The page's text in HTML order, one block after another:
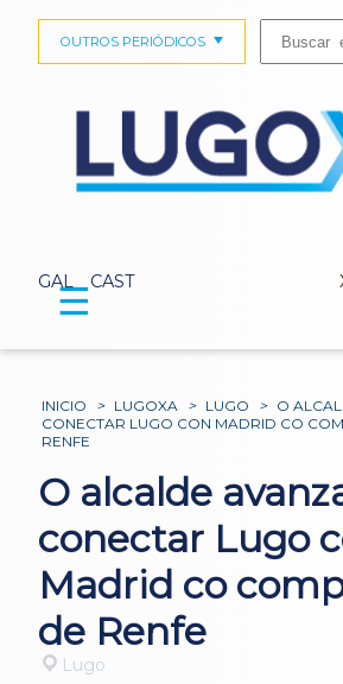
GAL CAST
OUTROS PERIÓDICOS
☰
INICIO > LUGOXA > LUGO > O
CONECTAR LUGO CON MADRID CO
RENFE
O alcalde
conectar Lugo
Madrid co
de Renfe
Lugo